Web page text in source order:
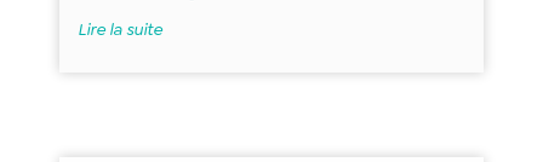
Lire la suite